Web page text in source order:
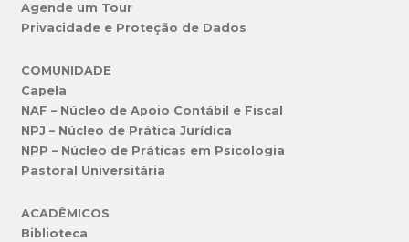
Agende um Tour
Privacidade e Proteção de Dados
COMUNIDADE
Capela
NAF – Núcleo de Apoio Contábil e Fiscal
NPJ – Núcleo de Prática Jurídica
NPP – Núcleo de Práticas em Psicologia
Pastoral Universitária
ACADÊMICOS
Biblioteca